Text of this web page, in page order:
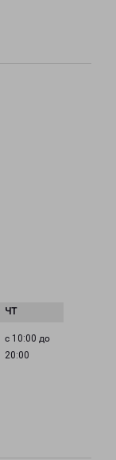
с 10:00 до
20:00